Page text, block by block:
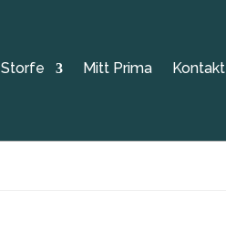
Storfe Mitt Prima
Kontakt